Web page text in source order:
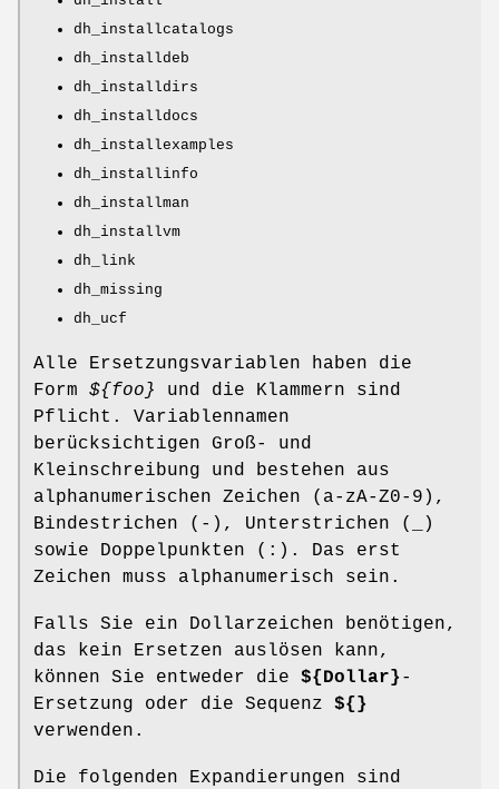
dh_installcatalogs
dh_installdeb
dh_installdirs
dh_installdocs
dh_installexamples
dh_installinfo
dh_installman
dh_installvm
dh_link
dh_missing
dh_ucf
Alle Ersetzungsvariablen haben die
Form ${foo}
und die Klammern sind
Pflicht. Variablennamen
berücksichtigen Groß- und
Kleinschreibung und bestehen aus
alphanumerischen Zeichen (a-zA-Z0-9),
Bindestrichen (-), Unterstrichen (_)
sowie Doppelpunkten (:). Das erst
Zeichen muss alphanumerisch sein.
Falls Sie ein Dollarzeichen benötigen,
das kein Ersetzen auslösen kann,
können Sie entweder die ${Dollar} -
Ersetzung oder die Sequenz ${}
verwenden.
Die folgenden Expandierungen sind